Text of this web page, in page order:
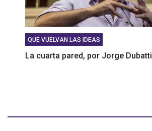
QUE VUELVAN LAS IDEAS
La cuarta pared, por Jorge Dubatti